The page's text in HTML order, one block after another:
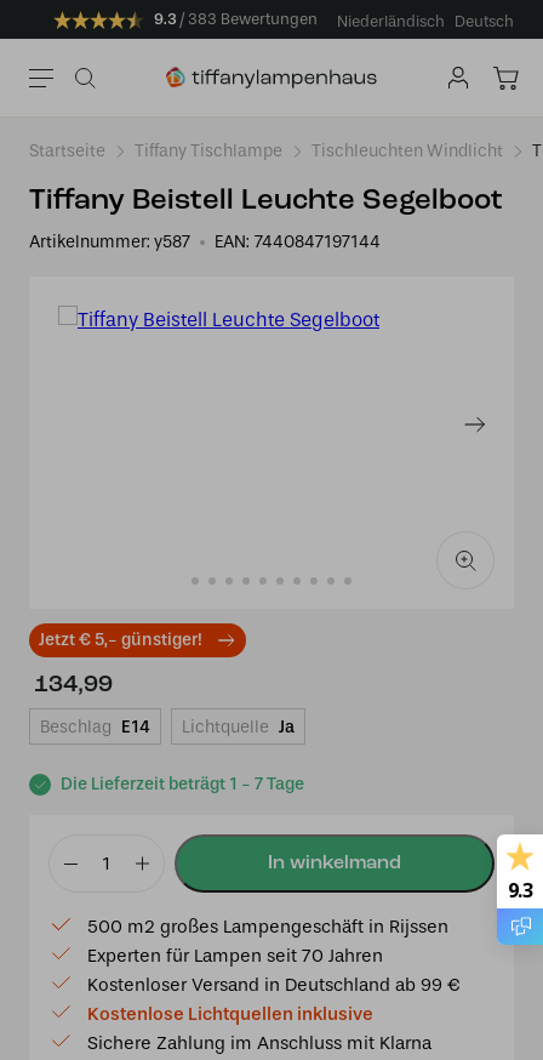
9.3 383 Bewertungen Niederländisch Deutsch
Startseite Tiffany Tischlampe Tischleuchten Windlicht
Tiffany Beistell Leuchte Segelboot
Artikelnummer: y587 EAN: 7440847197144
Jetzt € 5,- günstiger!
Die Lieferzeit beträgt 1 - 7 Tage
134,99
Beschlag E14 Lichtquelle Ja
Tiffany
Leuchte
Segelboot
Menge
500 m2 großes Lampengeschäft in Rijssen
Experten für Lampen seit 70 Jahren
Kostenloser Versand in Deutschland ab 99 €
Kostenlose Lichtquellen inklusive
Sichere Zahlung im Anschluss mit Klarna
9.3